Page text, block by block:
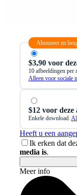
Abonneer en
$3,90 voor
10 afbeeldingen per
Alleen voor sociale
$12 voor deze
Enkele download.
Heeft u een
Ik erken dat
media is.
Meer info